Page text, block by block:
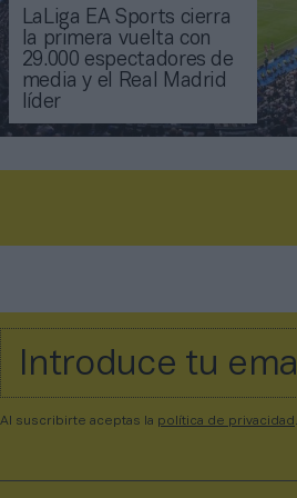
LaLiga EA Sports cierra
la primera vuelta con
29.000 espectadores de
media y el Real Madrid
líder
Al suscribirte aceptas la política de privacidad